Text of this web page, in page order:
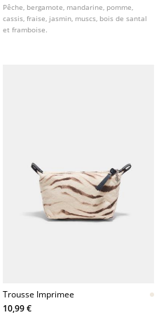
Pêche, bergamote, mandarine, pomme,
cassis, fraise, jasmin, muscs, bois de santal
et framboise.
Trousse Imprimee
10,99 €